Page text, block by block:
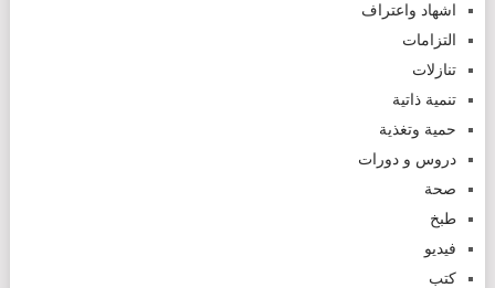
اشهاد واعتراف
التزامات
تنازلات
تنمية ذاتية
حمية وتغذية
دروس و دورات
صحة
طبخ
فيديو
كتب